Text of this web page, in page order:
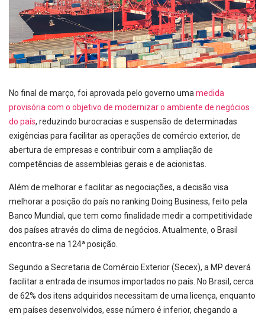
No final de março, foi aprovada pelo governo uma medida
provisória com o objetivo de modernizar o ambiente de negócios
do país, reduzindo burocracias e suspensão de determinadas
exigências para facilitar as operações de comércio exterior, de
abertura de empresas e contribuir com a ampliação de
competências de assembleias gerais e de acionistas.
Além de melhorar e facilitar as negociações, a decisão visa
melhorar a posição do país no ranking Doing Business, feito pela
Banco Mundial, que tem como finalidade medir a competitividade
dos países através do clima de negócios. Atualmente, o Brasil
encontra-se na 124ª posição.
Segundo a Secretaria de Comércio Exterior (Secex), a MP deverá
facilitar a entrada de insumos importados no país. No Brasil, cerca
de 62% dos itens adquiridos necessitam de uma licença, enquanto
em países desenvolvidos, esse número é inferior, chegando a